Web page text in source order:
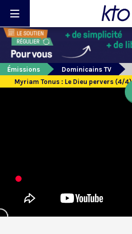
Émissions
Dominicains TV
Myriam Tonus : Le Dieu pervers (4/4)